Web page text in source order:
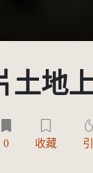
土地
0 收藏